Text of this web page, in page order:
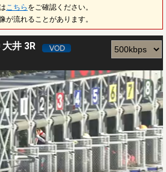
こちら をご確認ください。
が流れることがあります。
井 3R